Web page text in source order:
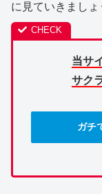
に見ていきましょ
当サ
サク
ガチ